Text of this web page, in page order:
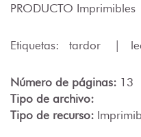
PRODUCTO Imprimibles
Etiquetas: tardor |
Número de páginas: 13
Tipo de archivo:
Tipo de recurso: